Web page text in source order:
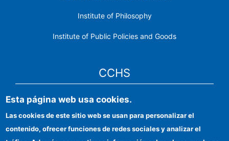
Institute of Philosophy
Institute of Public Policies and Goods
CCHS
CSIC Electronic Office
Institutional identity
Esta página web usa cookies.
Las cookies de este sitio web se usan para personalizar el
contenido, ofrecer funciones de redes sociales y analizar el